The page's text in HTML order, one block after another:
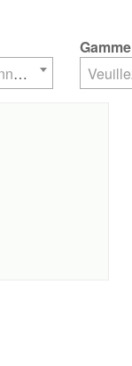
Veuillez sélectionner un élément
Gamme